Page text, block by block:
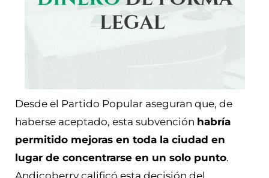
Desde el Partido Popular aseguran que, de
haberse aceptado, esta subvención habría
permitido mejoras en toda la ciudad en
lugar de concentrarse en un solo punto.
Andicoberry calificó esta decisión del